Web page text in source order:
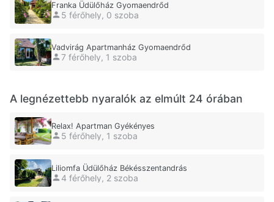
Franka Üdülőház Gyomaendrőd
5 férőhely, 0 szoba
Vadvirág Apartmanház Gyomaendrőd
7 férőhely, 1 szoba
A legnézettebb nyaralók az elmúlt 24 órában
Relax! Apartman Gyékényes
5 férőhely, 1 szoba
Liliomfa Üdülőház Békésszentandrás
4 férőhely, 2 szoba